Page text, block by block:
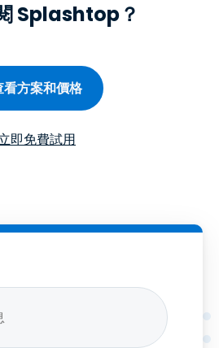
Splashtop？
看方案和價格
即免費試用